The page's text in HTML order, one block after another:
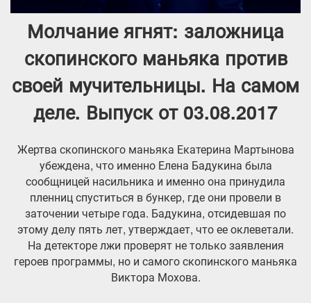
Молчание ягнят: заложница
скопинского маньяка против
своей мучительницы. На самом
деле. Выпуск от 03.08.2017
Жертва скопинского маньяка Екатерина Мартынова
убеждена, что именно Елена Бадукина была
сообщницей насильника и именно она принудила
пленниц спуститься в бункер, где они провели в
заточении четыре года. Бадукина, отсидевшая по
этому делу пять лет, утверждает, что ее оклеветали.
На детекторе лжи проверят не только заявления
героев программы, но и самого скопинского маньяка
Виктора Мохова.